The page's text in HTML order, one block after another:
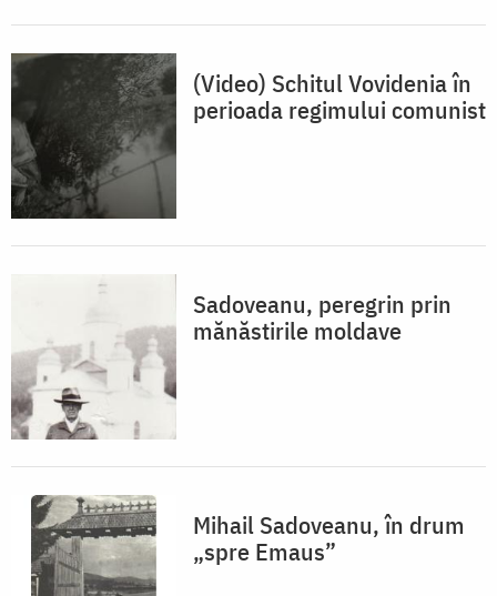
(Video) Schitul Vovidenia în
perioada regimului comunist
Sadoveanu, peregrin prin
mănăstirile moldave
Mihail Sadoveanu, în drum
„spre Emaus”